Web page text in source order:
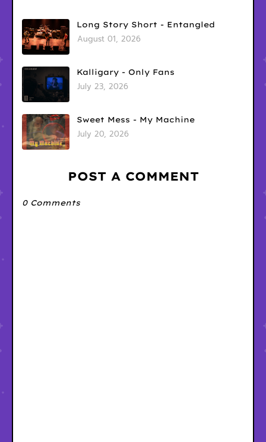
Long Story Short - Entangled
August 01, 2026
Kalligary - Only Fans
July 23, 2026
Sweet Mess - My Machine
July 20, 2026
POST A COMMENT
0 Comments